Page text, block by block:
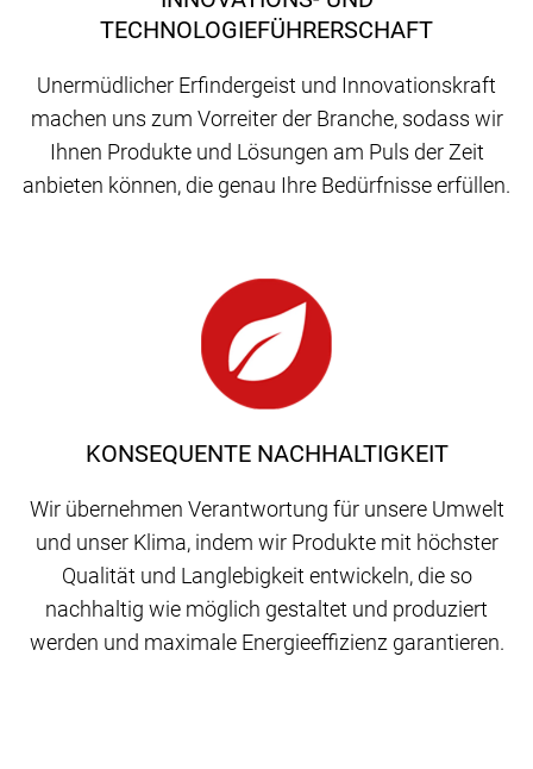
KONSEQUENTE NACHHALTIGKEIT
Wir übernehmen Verantwortung für unsere Umwelt
und unser Klima, indem wir Produkte mit höchster
Qualität und Langlebigkeit entwickeln, die so
nachhaltig wie möglich gestaltet und produziert
werden und maximale Energieeffizienz garantieren.
TECHNOLOGIEFÜHRERSCHAFT
Unermüdlicher Erfindergeist und Innovationskraft
machen uns zum Vorreiter der Branche, sodass wir
Ihnen Produkte und Lösungen am Puls der Zeit
anbieten können, die genau Ihre Bedürfnisse erfüllen.